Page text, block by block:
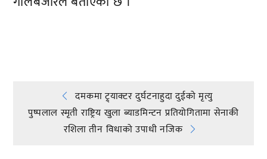
Post
navigation
दमकमा ट्र्याक्टर दुर्घटनाहुदा दुईको मृत्यु
पुष्पलाल स्मृती राष्ट्रिय खुला ब्याडमिन्टन प्रतियोगितामा सेनाकी
रशिला तीन विधाको उपाधी नजिक